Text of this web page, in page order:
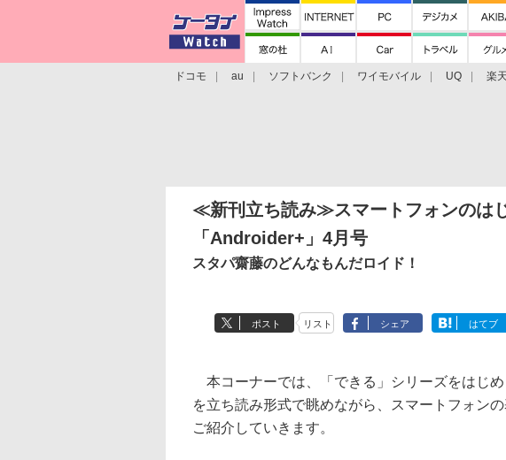
ドコモ au ソフトバンク ワイモバイル UQ 楽天
≪新刊立ち読み≫スマートフォンのは
「Androider+」4月号
スタパ齋藤のどんなもんだロイド！
ポスト リスト シェア はてブ
本コーナーでは、「できる」シリーズをはじ
を立ち読み形式で眺めながら、スマートフォン
ご紹介していきます。